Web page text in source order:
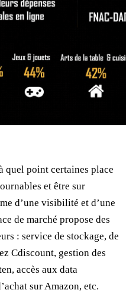
quel point certaines place
et être sur
d’une visibilité et d’une
de marché propose des
: service de stockage, de
Cdiscount, gestion des
accès aux data
sur Amazon, etc.